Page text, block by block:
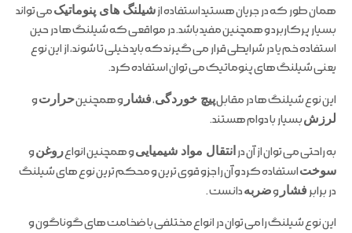
همان طور که در جریان هستید استفاده ازشیلنگ های پنوماتیکمی تواند
بسیار پرکاربرد و همچنین مفید باشد. در مواقعی که شیلنگ ها در حین
استفاده خم یا در شرایطی قرار می گیرند که باید خیلی تا شوند، از این نوع
یعنی شیلنگ های پنوماتیک می توان استفاده کرد.
این نوع شیلنگ ها در مقابلپیچ خوردگی،فشار و همچنینحرارتو
لرزشبسیار با دوام هستند.
به راحتی می توان از آن در انتقال مواد شیمیاییو همچنین انواعروغنو
سوختاستفاده کرد و آن را جزو قوی ترین و محکم ترین نوع های شیلنگ
در برابر فشار وضربهدانست .
این نوع شیلنگ را می توان در انواع مختلفی با ضخامت های گوناگون و